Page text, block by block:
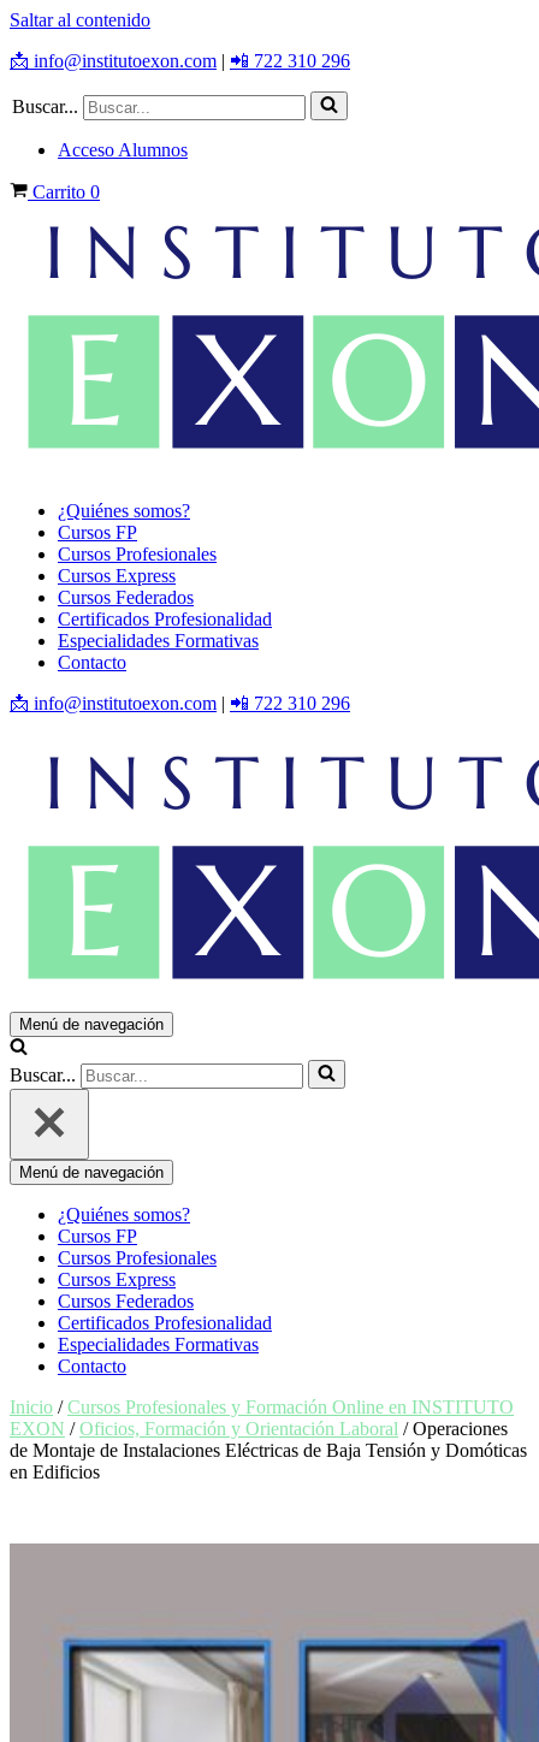
Saltar al contenido
📩 info@institutoexon.com | 📲 722 310 296
Buscar...
Acceso Alumnos
Carrito 0
¿Quiénes somos?
Cursos FP
Cursos Profesionales
Cursos Express
Cursos Federados
Certificados Profesionalidad
Especialidades Formativas
Contacto
📩 info@institutoexon.com | 📲 722 310 296
Menú de navegación
Buscar...
Menú de navegación
¿Quiénes somos?
Cursos FP
Cursos Profesionales
Cursos Express
Cursos Federados
Certificados Profesionalidad
Especialidades Formativas
Contacto
Inicio /Cursos Profesionales y Formación Online en INSTITUTO
EXON /Oficios, Formación y Orientación Laboral / Operaciones
de Montaje de Instalaciones Eléctricas de Baja Tensión y Domóticas
en Edificios